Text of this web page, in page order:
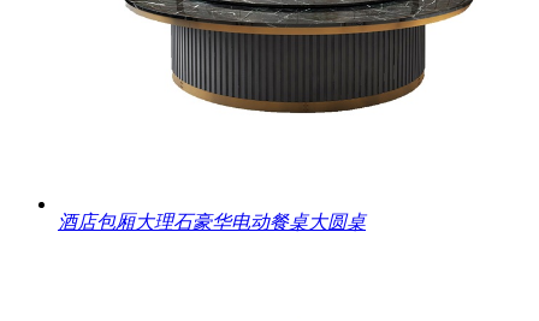
酒店包厢大理石豪华电动餐桌大圆桌